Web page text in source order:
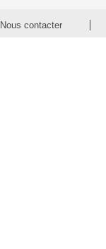
Nous contacter